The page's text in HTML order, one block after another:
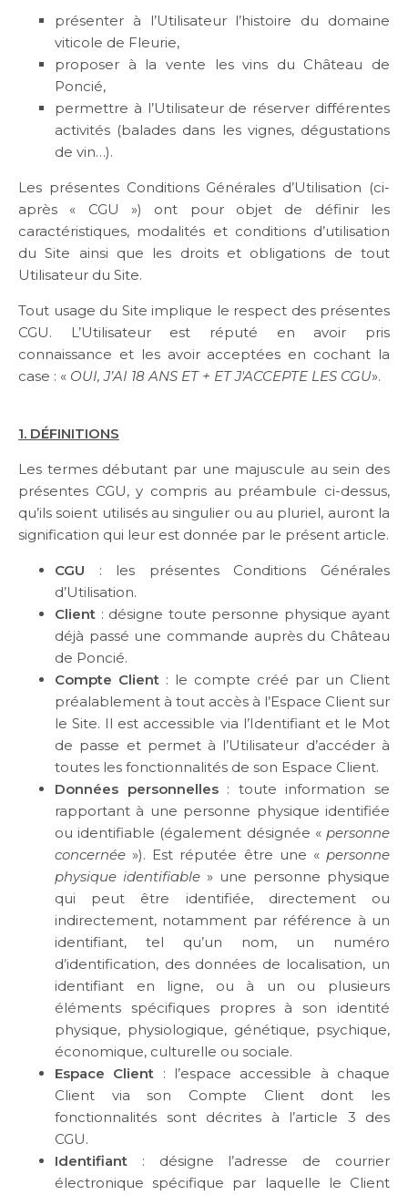
présenter à l’Utilisateur l’histoire du domaine
viticole de Fleurie,
proposer à la vente les vins du Château de
Poncié,
permettre à l’Utilisateur de réserver différentes
activités (balades dans les vignes, dégustations
de vin…).
Les présentes Conditions Générales d’Utilisation (ci-
après « CGU ») ont pour objet de définir les
caractéristiques, modalités et conditions d’utilisation
du Site ainsi que les droits et obligations de tout
Utilisateur du Site.
Tout usage du Site implique le respect des présentes
CGU. L’Utilisateur est réputé en avoir pris
connaissance et les avoir acceptées en cochant la
case : « OUI, J’AI 18 ANS ET + ET J'ACCEPTE LES CGU».
1. DÉFINITIONS
Les termes débutant par une majuscule au sein des
présentes CGU, y compris au préambule ci-dessus,
qu’ils soient utilisés au singulier ou au pluriel, auront la
signification qui leur est donnée par le présent article.
CGU : les présentes Conditions Générales
d’Utilisation.
Client : désigne toute personne physique ayant
déjà passé une commande auprès du Château
de Poncié.
Compte Client : le compte créé par un Client
préalablement à tout accès à l’Espace Client sur
le Site. Il est accessible via l’Identifiant et le Mot
de passe et permet à l’Utilisateur d’accéder à
toutes les fonctionnalités de son Espace Client.
Données personnelles: toute information se
rapportant à une personne physique identifiée
ou identifiable (également désignée « personne
concernée »). Est réputée être une « personne
physique identifiable » une personne physique
qui peut être identifiée, directement ou
indirectement, notamment par référence à un
identifiant, tel qu’un nom, un numéro
d’identification, des données de localisation, un
identifiant en ligne, ou à un ou plusieurs
éléments spécifiques propres à son identité
physique, physiologique, génétique, psychique,
économique, culturelle ou sociale.
Espace Client : l’espace accessible à chaque
Client via son Compte Client dont les
fonctionnalités sont décrites à l’article 3 des
CGU.
Identifiant : désigne l’adresse de courrier
électronique spécifique par laquelle le Client